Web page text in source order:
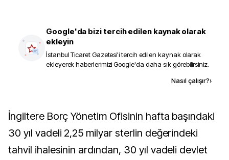
Google'da bizi tercih edilen kaynak olarak
ekleyin
İstanbul Ticaret Gazetesi'i tercih edilen kaynak olarak
ekleyerek haberlerimizi Google'da daha sık görebilirsiniz.
Nasıl çalışır?›
İngiltere Borç Yönetim Ofisinin hafta başındaki
30 yıl vadeli 2,25 milyar sterlin değerindeki
tahvil ihalesinin ardından, 30 yıl vadeli devlet